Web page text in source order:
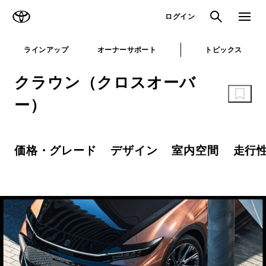
ログイン 検索 メニュ
ラインアップ オーナーサポート トピックス
クラウン（クロスオーバ
ー）
価格・グレード デザイン 室内空間 走行